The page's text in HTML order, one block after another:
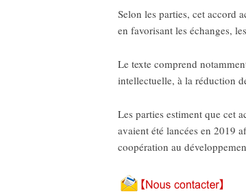
Selon les parties, cet accord
en favorisant les échanges,
Le texte comprend
intellectuelle, à la réduction
Les parties estiment que cet
avaient été lancées en 2019
coopération au